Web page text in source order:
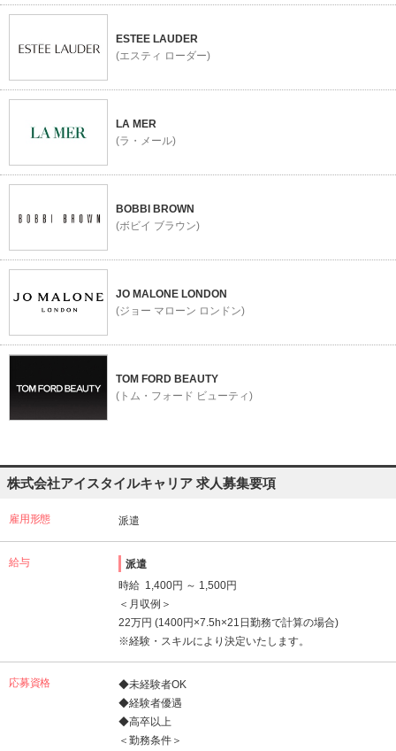
ESTEE LAUDER
(エスティ ローダー)
LA MER
(ラ・メール)
BOBBI BROWN
(ボビイ ブラウン)
JO MALONE LONDON
(ジョー マローン ロンドン)
TOM FORD BEAUTY
(トム・フォード ビューティ)
株式会社アイスタイルキャリア 求人募集要項
雇用形態 派遣
給与
派遣
時給 1,400円 ～ 1,500円
＜月収例＞
22万円 (1400円×7.5h×21日勤務で計算の場合)
※経験・スキルにより決定いたします。
応募資格
◆未経験者OK
◆経験者優遇
◆高卒以上
＜勤務条件＞